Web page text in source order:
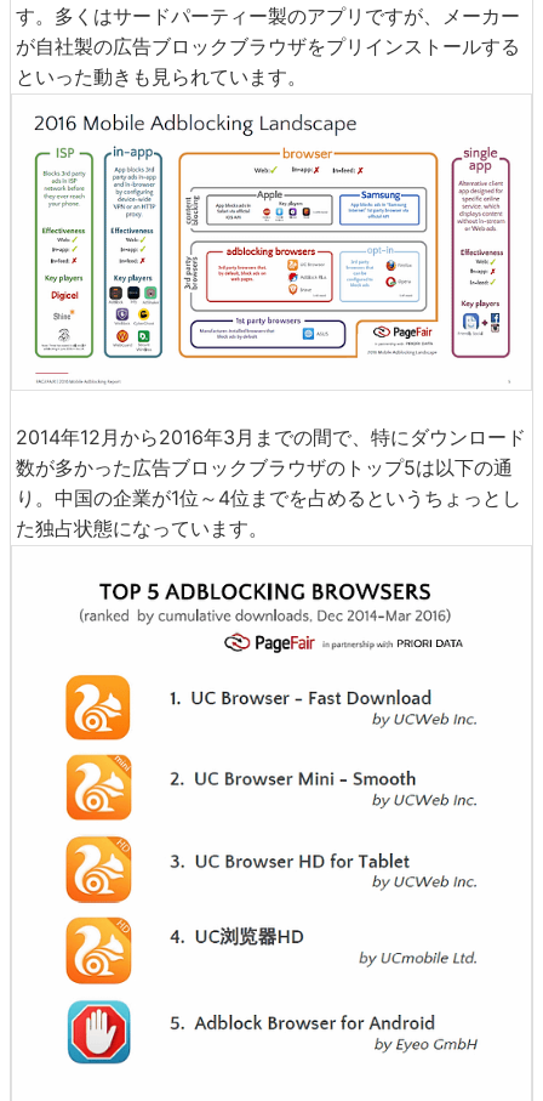
す。多くはサードパーティー製のアプリですが、メーカー
が自社製の広告ブロックブラウザをプリインストールする
といった動きも見られています。
2014年12月から2016年3月までの間で、特にダウンロード
数が多かった広告ブロックブラウザのトップ5は以下の通
り。中国の企業が1位～4位までを占めるというちょっとし
た独占状態になっています。